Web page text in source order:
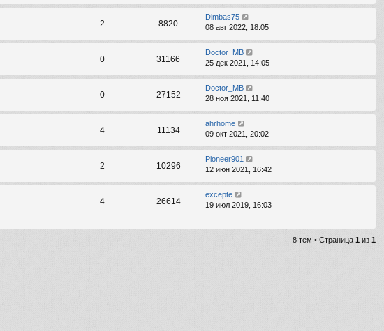
2 8820
Dimbas75
08 авг 2022, 18:05
0 31166
Doctor_MB
25 дек 2021, 14:05
0 27152
Doctor_MB
28 ноя 2021, 11:40
4 11134
ahrhome
09 окт 2021, 20:02
2 10296
Pioneer901
12 июн 2021, 16:42
4 26614
excepte
19 июл 2019, 16:03
8 тем • Страница 1 из 1